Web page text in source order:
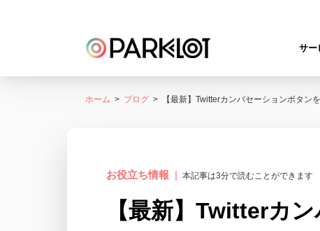
サー
ホーム ブログ 【最新】Twitterカンバセーションボタン
お役立ち情報 本記事は3分で読むことができます
【最新】Twitterカ